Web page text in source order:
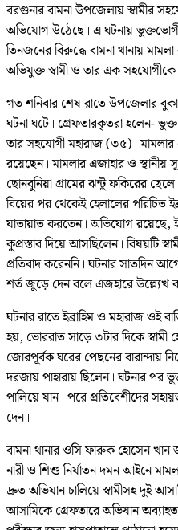
বরগুনার বামনা উপজেলায় স্বামীর
অভিযোগ উঠেছে। এ ঘটনায় ভুক্তভোগী
তিনজনের বিরুদ্ধে বামনা থানায়
অভিযুক্ত স্বামী ও তার এক
গত শনিবার শেষ রাতে উপজেলার
ঘটনা ঘটে। গ্রেফতারকৃতরা হলেন-
তার সহযোগী মহারাজ (৩৫)।
রয়েছেন। মামলার এজাহার ও
ছোনবুনিয়া গ্রামের ঝন্টু ফকিরের
বিয়ের পর থেকেই হেলালের পরিচিত
যাতায়াত করতেন। অভিযোগ রয়েছে,
কুপ্রস্তাব দিয়ে আসছিলেন। বিষয়টি
প্রতিবাদ করেননি। ঘটনার সাতদিন
শর্ত জুড়ে দেন বলে এজহারে উল্ল্যেখ
ঘটনার রাতে ইব্রাহিম ও মহারাজ ওই
হয়, ভোররাত সাড়ে ৩টার দিকে স্বামী
জোরপূর্বক ঘরের পেছনের বারান্দায়
দরজায় পাহারায় ছিলেন। ঘটনার পর
পালিয়ে যান। পরে প্রতিবেশীদের
দেন।
বামনা থানার ওসি ফারুক হোসেন
নারী ও শিশু নির্যাতন দমন আইনে
দ্রুত অভিযান চালিয়ে স্বামীসহ দুই
আসামিকে গ্রেফতারে অভিযান